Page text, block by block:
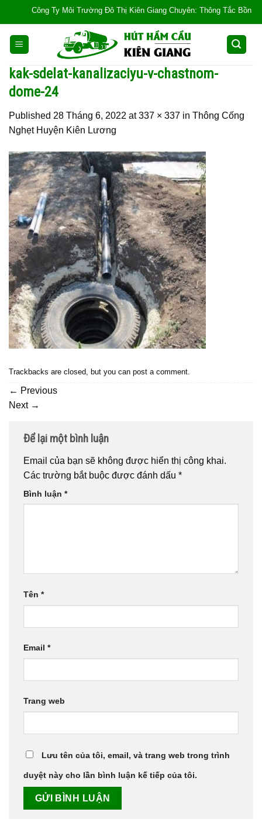
content
Công Ty Môi Trường Đô Thị Kiên Giang Chuyên: Thông Tắc Bồn
kak-sdelat-kanalizaciyu-v-chastnom-
dome-24
Published 28 Tháng 6, 2022 at337 × 337 in Thông Cống
Nghẹt Huyện Kiên Lương
Trackbacks are closed, but you can post a comment.
← Previous
Next →
Để lại một bình luận
Email của bạn sẽ không được hiển thị công khai.
Các trường bắt buộc được đánh dấu *
Bình luận *
Tên *
Email *
Trang web
Lưu tên của tôi, email, và trang web trong trình
duyệt này cho lần bình luận kế tiếp của tôi.